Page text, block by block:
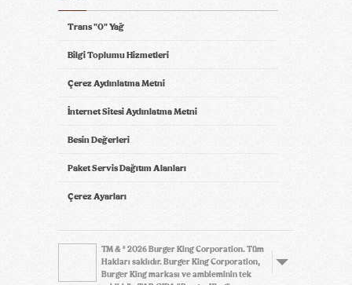
Trans "0" Yağ
Bilgi Toplumu Hizmetleri
Çerez Aydınlatma Metni
İnternet Sitesi Aydınlatma Metni
Besin Değerleri
Paket Servis Dağıtım Alanları
Çerez Ayarları
TM & © 2026 Burger King Corporation. Tüm
Hakları saklıdır. Burger King Corporation,
Burger King markası ve ambleminin tek